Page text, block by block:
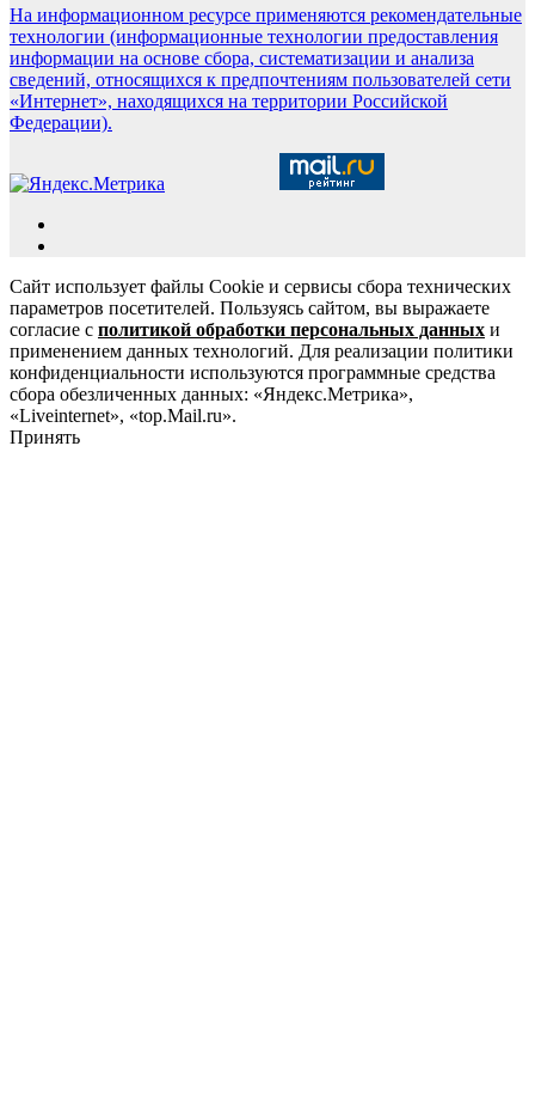
На информационном ресурсе применяются рекомендательные
технологии (информационные технологии предоставления
информации на основе сбора, систематизации и анализа
сведений, относящихся к предпочтениям пользователей сети
«Интернет», находящихся на территории Российской
Федерации).
Сайт использует файлы Cookie и сервисы сбора технических
параметров посетителей. Пользуясь сайтом, вы выражаете
согласие с политикой обработки персональных данных и
применением данных технологий. Для реализации политики
конфиденциальности используются программные средства
сбора обезличенных данных: «Яндекс.Метрика»,
«Liveinternet», «top.Mail.ru».
Принять